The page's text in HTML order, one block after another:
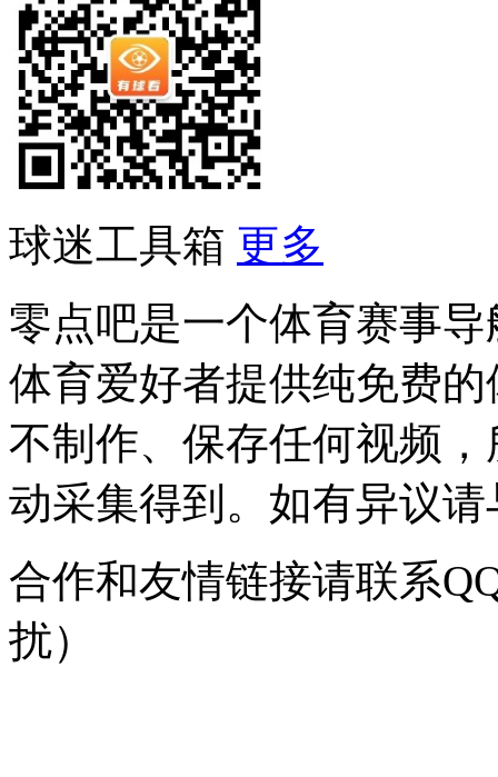
球迷工具箱 更多
零点吧是一个体育赛事
体育爱好者提供纯免费
不制作、保存任何视频
动采集得到。如有异议
合作和友情链接请联系
扰）